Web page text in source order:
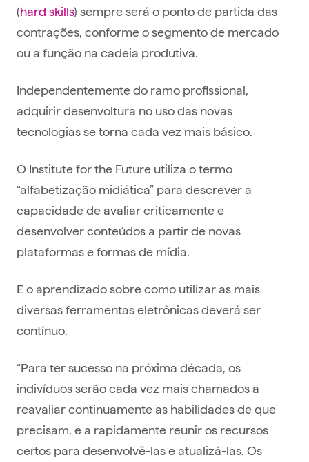
(hard skills) sempre será o ponto de partida das
contrações, conforme o segmento de mercado
ou a função na cadeia produtiva.
Independentemente do ramo profissional,
adquirir desenvoltura no uso das novas
tecnologias se torna cada vez mais básico.
O Institute for the Future utiliza o termo
“alfabetização midiática” para descrever a
capacidade de avaliar criticamente e
desenvolver conteúdos a partir de novas
plataformas e formas de mídia.
E o aprendizado sobre como utilizar as mais
diversas ferramentas eletrônicas deverá ser
contínuo.
“Para ter sucesso na próxima década, os
indivíduos serão cada vez mais chamados a
reavaliar continuamente as habilidades de que
precisam, e a rapidamente reunir os recursos
certos para desenvolvê-las e atualizá-las. Os